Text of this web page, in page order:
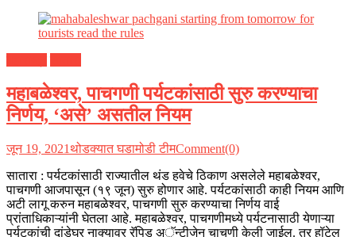
महाबळेश्वर, पाचगणी पर्यटकांसाठी सुरु करण्याचा
निर्णय, ‘असे’ असतील नियम
जून 19, 2021थोडक्यात घडामोडी टीमComment(0)
सातारा : पर्यटकांसाठी राज्यातील थंड हवेचे ठिकाण असलेले महाबळेश्वर,
पाचगणी आजपासून (१९ जून) सुरु होणार आहे. पर्यटकांसाठी काही नियम आणि
अटी लागू करुन महाबळेश्वर, पाचगणी सुरु करण्याचा निर्णय वाई
प्रांताधिकाऱ्यांनी घेतला आहे. महाबळेश्वर, पाचगणीमध्ये पर्यटनासाठी येणाऱ्या
पर्यटकांची दांडेघर नाक्यावर रॅपिड अॅन्टीजेन चाचणी केली जाईल. तर हॉटेल